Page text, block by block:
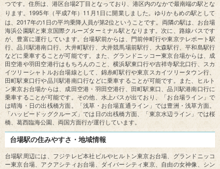
つです。住所は、港区台場2丁目となっており、港区内のなかで最南端の駅とな
ります。 1995年（平成7年） 11 月 1 日に開業しました。ゆりかもめの駅として
は、2017年の1 日の平均乗降人員が第2位ということです。両隣の駅は、お台場
海浜公園駅と東京国際クルーズターミナル駅となります。次に、路線バスです
が、豊富に運行しています。台場駅前からは、門前仲町行や東京テレポート駅
行、品川駅港南口行、大井町駅行、大井競馬場前駅行、大森駅行、平和島駅行
などに乗車することが可能です。また、グランドニッコー東京台場からは、成
田空港や羽田空港行はもちろんのこと、横浜駅東口行や吉祥寺駅北口行、スカ
イツリーシャトルお台場線として、錦糸町駅行や東京スカイツリータウン行、
田町駅東口行や品川駅港南口行などに乗車することが可能です。また、ヒルト
ン東京お台場からは、成田空港・羽田空港行、田町駅東口、品川駅港南口行に
乗車することが可能です。その他、水上バスが出ており、「お台場ライン」で
は晴海・日の出桟橋方面。「浅草・お台場直通ライン」では豊洲・浅草方面。
「ハッピードッグクルーズ」では日の出桟橋方面、「東京水辺ライン」では桜
橋、葛西臨海公園、両国方面行が運行しています。
台場駅の住みやすさ・地域情報
台場駅周辺には、フジテレビ本社ビルやヒルトン東京お台場、グランドニッコ
ー東京台場、アクアシティお台場、ダイバーシティ東京、自由の女神像、シン